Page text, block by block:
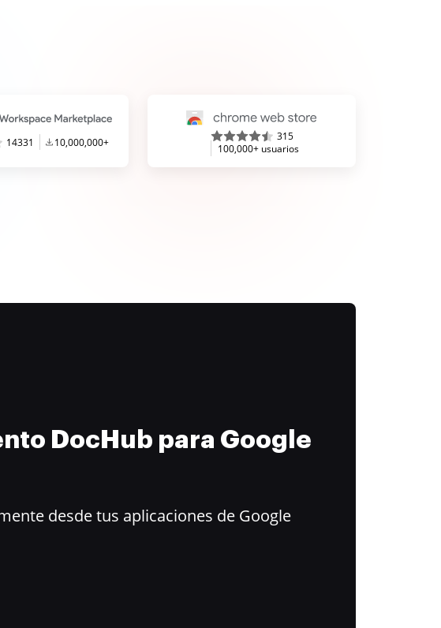
14331 10,000,000+
315
100,000+ usuarios
DocHub para Google
desde tus aplicaciones de Google